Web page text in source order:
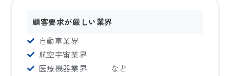
顧客要求が厳しい業界
自動車業界
航空宇宙業界
医療機器業界 など